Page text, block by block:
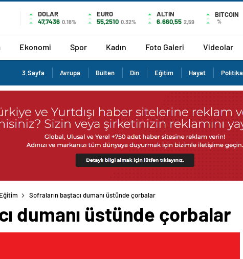
DOLAR
47,7436 0.18%
EURO
55,2510 0.32%
ALTIN
6.660,55 2,59
BITCOIN
%
Ekonomi Spor Kadın Foto Galeri Videolar
3.Sayfa Avrupa Bülten Din Eğitim Hayat Politika
Eğitim Sofraların baştacı dumanı üstünde çorbalar
dumanı üstünde çorbalar